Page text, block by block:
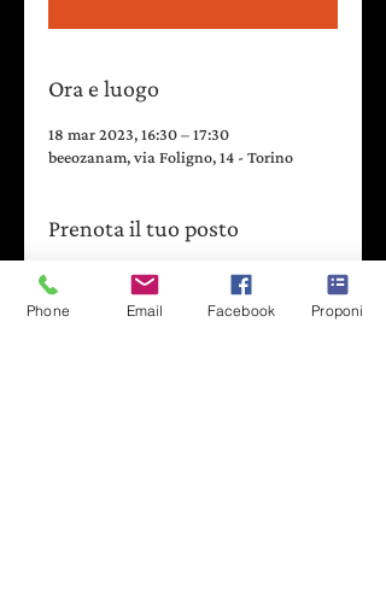
Ora e luogo
18 mar 2023, 16:30 – 17:30
beeozanam, via Foligno, 14 - Torino
Prenota il tuo posto
Lanceremo i dadi e muoveremo le pedine
sul bellissimo tabellone de “IL GIOCO
Phone Email Facebook Proponi